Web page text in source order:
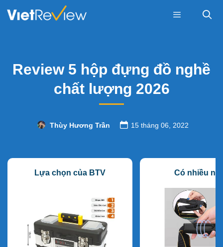
Review 5 hộp đựng đồ nghề
chất lượng 2026
Thùy Hương Trần 15 tháng 06, 2022
Lựa chọn của BTV Có nhiều